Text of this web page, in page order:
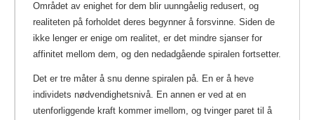
Området av enighet for dem blir uunngåelig redusert, og
realiteten på forholdet deres begynner å forsvinne. Siden de
ikke lenger er enige om realitet, er det mindre sjanser for
affinitet mellom dem, og den nedadgående spiralen fortsetter.
Det er tre måter å snu denne spiralen på. En er å heve
individets nødvendighetsnivå. En annen er ved at en
utenforliggende kraft kommer imellom, og tvinger paret til å